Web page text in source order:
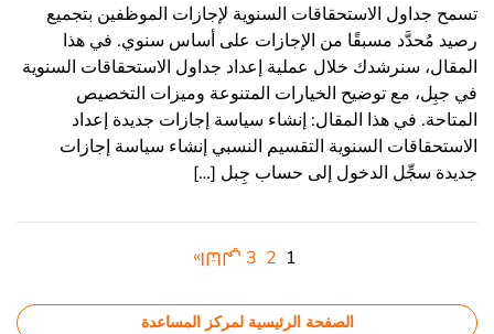
تسمح جداول الاستحقاقات السنوية لإجازات الموظفين بتجميع
رصيد مُحدَّد مسبقًا من الإجازات على أساس سنوي. في هذا
المقال، سنرشدك خلال عملية إعداد جداول الاستحقاقات السنوية
في جبِل، مع توضيح الخيارات المتنوعة وميزات التخصيص
المتاحة. في هذا المقال: إنشاء سياسة إجازات جديدة إعداد
الاستحقاقات السنوية التقسيم النسبي إنشاء سياسة إجازات
جديدة سجِّل الدخول إلى حساب جِبل […]
التالي»
الصفحة الرئيسية لمركز المساعدة